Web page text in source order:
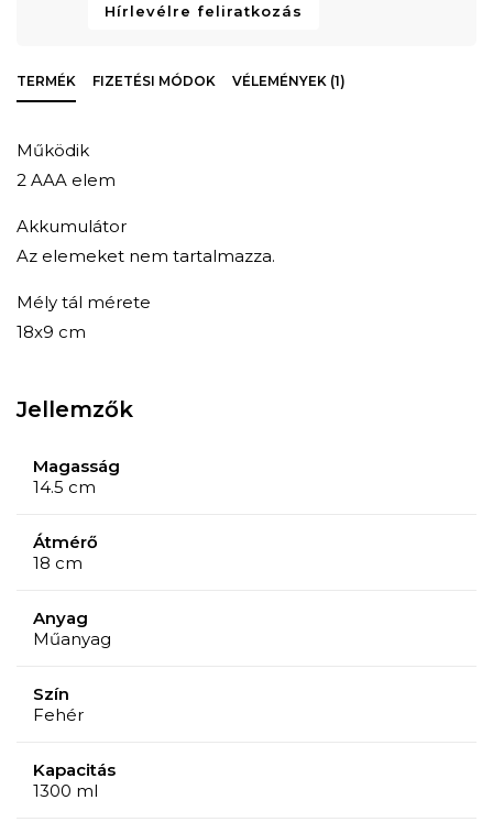
Hírlevélre feliratkozás
TERMÉK FIZETÉSI MÓDOK VÉLEMÉNYEK (1)
Működik
2 AAA elem
Akkumulátor
Az elemeket nem tartalmazza.
Mély tál mérete
18x9 cm
Jellemzők
Magasság
14.5 cm
Átmérő
18 cm
Anyag
Műanyag
Szín
Fehér
Kapacitás
1300 ml